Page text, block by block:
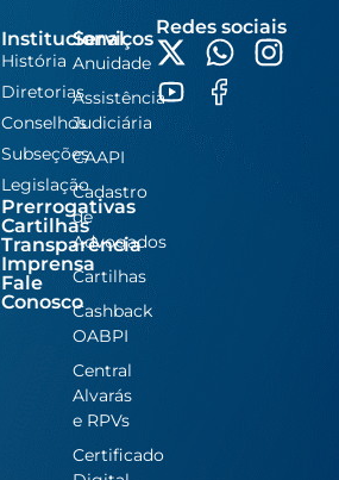
Institucional
História
Diretorias
Conselhos
Subseções
Legislação
Prerrogativas
Cartilhas
Transparência
Imprensa
Fale
Conosco
Serviços
Anuidade
Assistência
Judiciária
CAAPI
Cadastro
de
Advogados
Cartilhas
Cashback
OABPI
Central
Alvarás
e RPVs
Certificado
Redes sociais